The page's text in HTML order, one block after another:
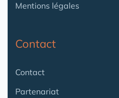
Mentions légales
Contact
Contact
Partenariat